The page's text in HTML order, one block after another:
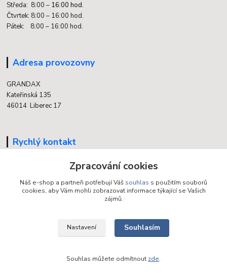
Středa: 8:00 – 16:00 hod.
Čtvrtek: 8:00 – 16:00 hod.
Pátek: 8:00 – 16:00 hod.
Adresa provozovny
GRANDAX
Kateřinská 135
46014 Liberec 17
Rychlý kontakt
info@grandax.cz
Zpracování cookies
Náš e-shop a partneři potřebují Váš souhlas s použitím souborů
cookies, aby Vám mohli zobrazovat informace týkající se Vašich
zájmů.
Nastavení Souhlasím
Souhlas můžete odmítnout zde.